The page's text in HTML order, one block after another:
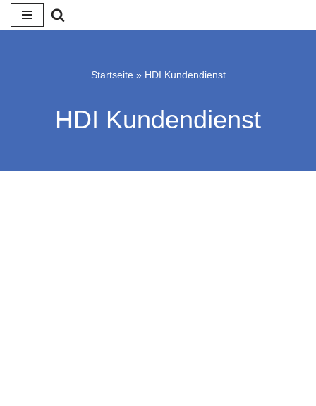
Startseite » HDI Kundendienst
HDI Kundendienst